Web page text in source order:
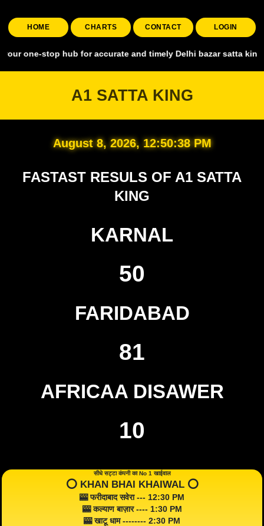
HOME CHARTS CONTACT LOGIN
hub for accurate and timely Delhi bazar satta king,
A1 SATTA KING
August 8, 2026, 12:50:39 PM
FASTAST RESULS OF A1 SATTA
KING
KARNAL
50
FARIDABAD
81
AFRICAA DISAWER
10
सीधे सट्टा कंपनी का No 1 खाईवाल
⭕️ KHAN BHAI KHAIWAL ⭕️
🎰 फरीदाबाद सवेरा --- 12:30 PM
🎰 कल्याण बाज़ार ---- 1:30 PM
🎰 खाटू धाम -------- 2:30 PM